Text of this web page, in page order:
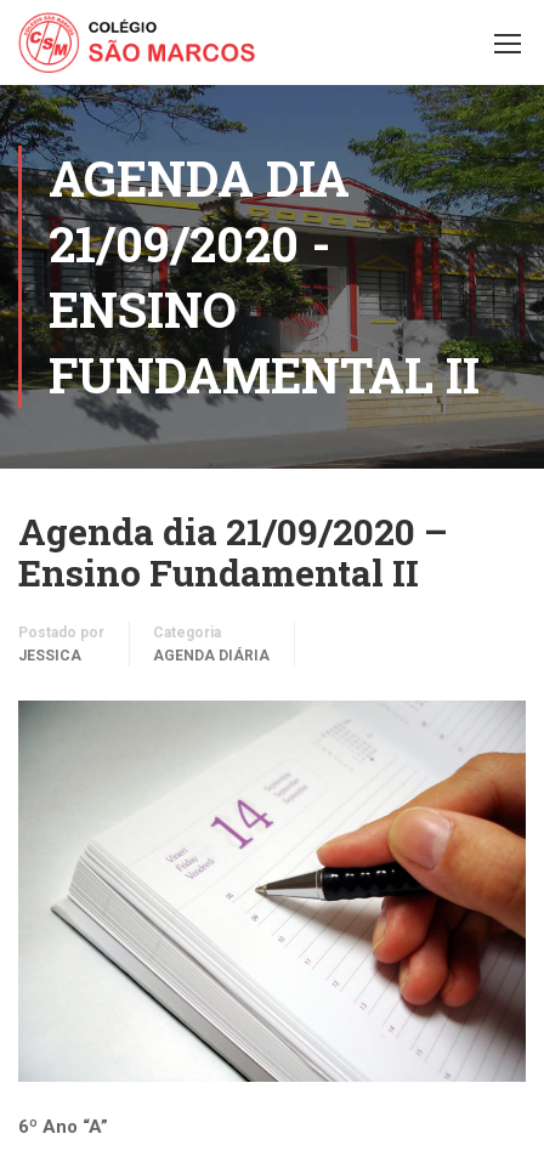
AGENDA DIA
21/09/2020 -
ENSINO
FUNDAMENTAL II
Agenda dia 21/09/2020 –
Ensino Fundamental II
Postado por
JESSICA
Categoria
AGENDA DIÁRIA
6º Ano “A”